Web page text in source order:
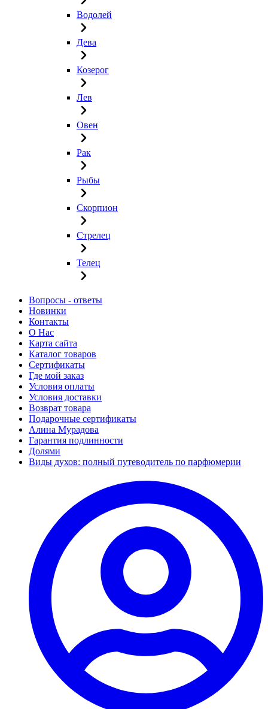
Водолей
Дева
Козерог
Лев
Овен
Рак
Рыбы
Скорпион
Стрелец
Телец
Вопросы - ответы
Новинки
Контакты
О Нас
Карта сайта
Каталог товаров
Сертификаты
Где мой заказ
Условия оплаты
Условия доставки
Возврат товара
Подарочные сертификаты
Алина Мурадова
Гарантия подлинности
Долями
Виды духов: полный путеводитель по парфюмерии